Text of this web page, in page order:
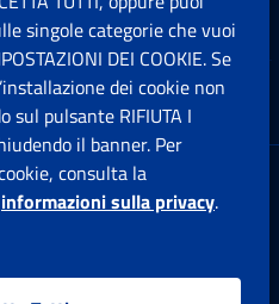
Ciro il Grande, 21
singole categorie che vuoi
DEI COOKIE. Se
dei cookie non
sul pulsante RIFIUTA I
il banner. Per
consulta la
informazioni sulla privacy.